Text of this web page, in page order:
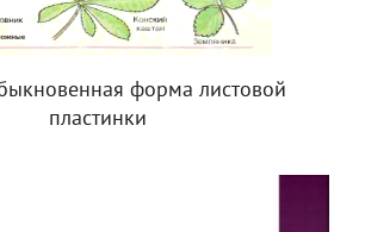
форма листовой
пластинки